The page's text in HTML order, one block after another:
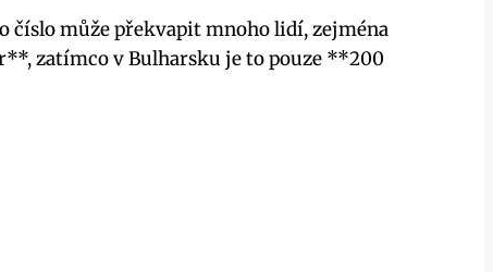
číslo může překvapit mnoho lidí, zejména
zatímco v Bulharsku je to pouze **200